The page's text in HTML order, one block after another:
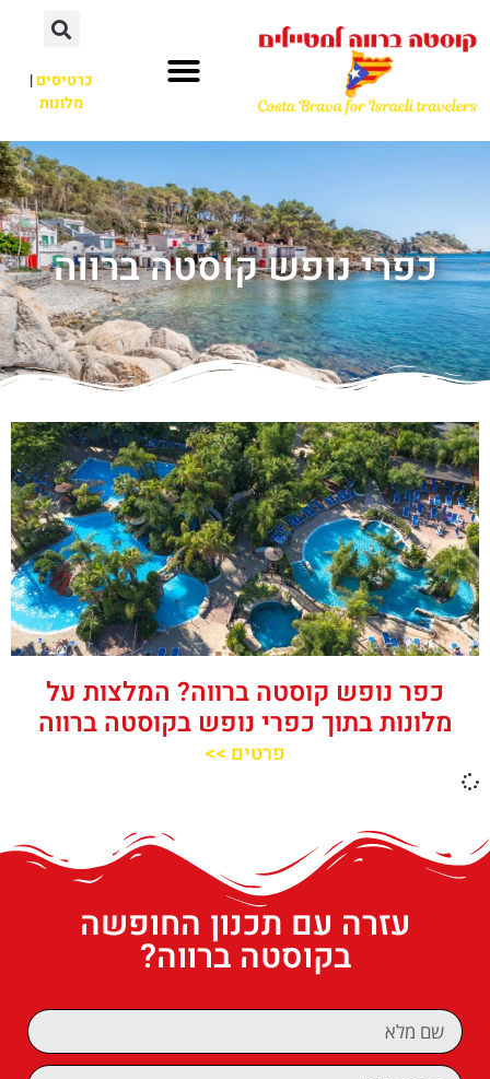
כרטיסים|
מלונות
כפרי נופש קוסטה ברווה
כפר נופש קוסטה ברווה? המלצות על
מלונות בתוך כפרי נופש בקוסטה ברווה
פרטים >>
עזרה עם תכנון החופשה
בקוסטה ברווה?